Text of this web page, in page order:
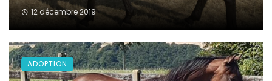
12 décembre 2019
ADOPTION